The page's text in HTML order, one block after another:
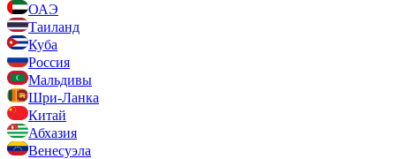
ОАЭ
Таиланд
Куба
Россия
Мальдивы
Шри-Ланка
Китай
Абхазия
Венесуэла